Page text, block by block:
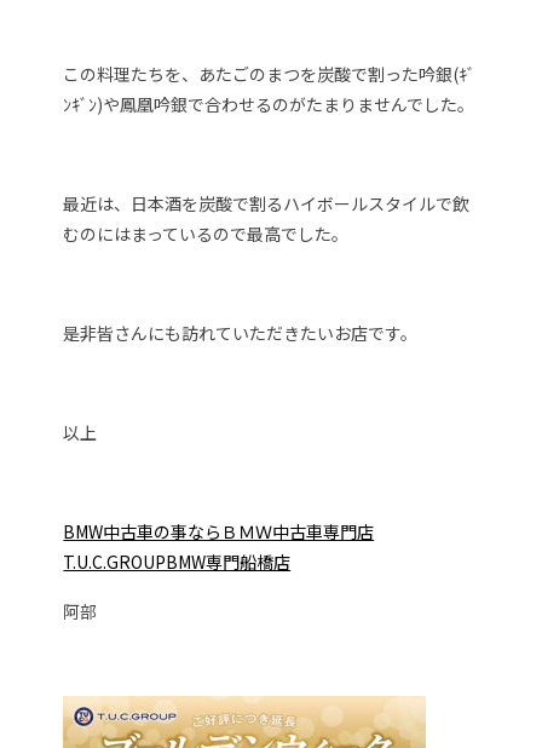
この料理たちを、あたごのまつを炭酸で割った吟銀(ｷﾞ
ﾝｷﾞﾝ)や鳳凰吟銀で合わせるのがたまりませんでした。
最近は、日本酒を炭酸で割るハイボールスタイルで飲
むのにはまっているので最高でした。
是非皆さんにも訪れていただきたいお店です。
以上
BMW中古車の事ならＢＭＷ中古車専門店
T.U.C.GROUPBMW専門船橋店
阿部